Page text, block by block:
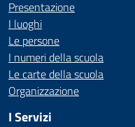
Presentazione
I luoghi
Le persone
I numeri della scuola
Le carte della scuola
Organizzazione
I Servizi